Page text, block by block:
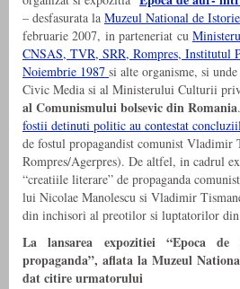
– desfasurata la Muzeul National de
februarie 2007, in parteneriat cu
CNSAS, TVR, SRR, Rompres, Institutul
Noiembrie 1987 si alte organisme, si
Civic Media si al Ministerului Culturii
al Comunismului bolsevic din Romania
fostii detinuti politic au contestat
de fostul propagandist comunist Vladimir
Rompres/Agerpres). De altfel, in cadrul
“creatiile literare” de propaganda
lui Nicolae Manolescu si Vladimir
din inchisori al preotilor si luptatorilor din
La lansarea expozitiei “Epoca
propaganda”, aflata la Muzeul
dat citire urmatorului